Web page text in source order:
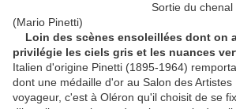
Sortie du chenal de
(Mario Pinetti)
Loin des scènes ensoleillées dont on
privilégie les ciels gris et les nuances
Italien d'origine Pinetti (1895-1964)
dont une médaille d'or au Salon des Artistes
voyageur, c'est à Oléron qu'il choisit de se